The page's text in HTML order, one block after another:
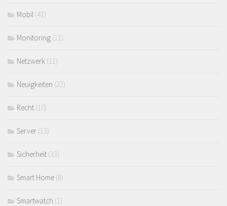
Mobil (41)
Monitoring (11)
Netzwerk (11)
Neuigkeiten (22)
Recht (10)
Server (13)
Sicherheit (33)
Smart Home (8)
Smartwatch (1)